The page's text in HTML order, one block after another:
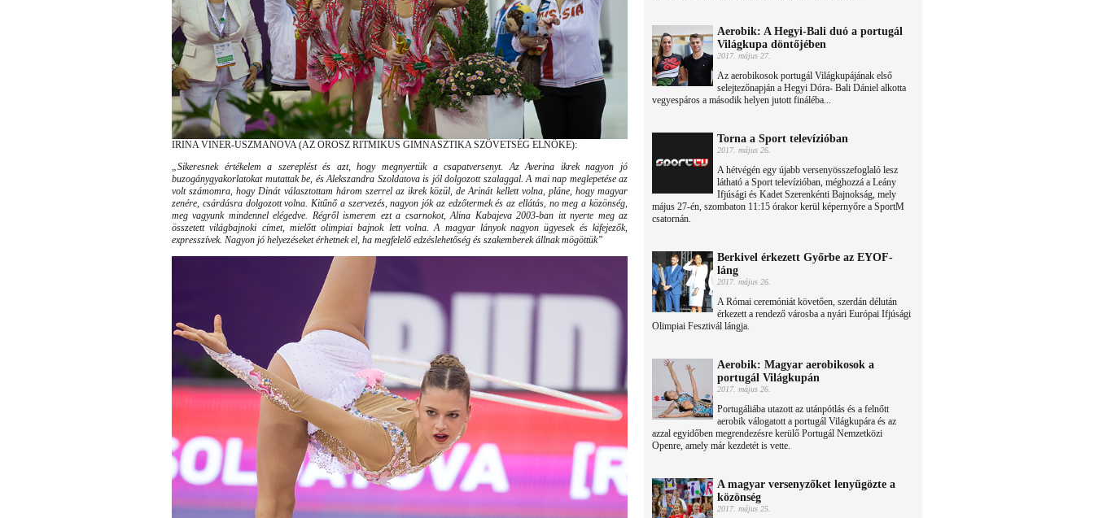
IRINA VINER-USZMANOVA (AZ OROSZ RITMIKUS GIMNASZTIKA SZÖVETSÉG ELNÖKE):
„Sikeresnek értékelem a szereplést és azt, hogy megnyertük a csapatversenyt. Az Averina ikrek nagyon jó
buzogánygyakorlatokat mutattak be, és Alekszandra Szoldatova is jól dolgozott szalaggal. A mai nap meglepetése az
volt számomra, hogy Dinát választottam három szerrel az ikrek közül, de Arinát kellett volna, pláne, hogy magyar
zenére, csárdásra dolgozott volna. Kitűnő a szervezés, nagyon jók az edzőtermek és az ellátás, no meg a közönség,
meg vagyunk mindennel elégedve. Régről ismerem ezt a csarnokot, Alina Kabajeva 2003-ban itt nyerte meg az
összetett világbajnoki címet, mielőtt olimpiai bajnok lett volna. A magyar lányok nagyon ügyesek és kifejezők,
expresszívek. Nagyon jó helyezéseket érhetnek el, ha megfelelő edzéslehetőség és szakemberek állnak mögöttük”
Aerobik: A Hegyi-Bali duó a portugál
Világkupa döntőjében
2017. május 27.
Az aerobikosok portugál Világkupájának első
selejtezőnapján a Hegyi Dóra- Bali Dániel alkotta
vegyespáros a második helyen jutott fináléba...
Torna a Sport televízióban
2017. május 26.
A hétvégén egy újabb versenyösszefoglaló lesz
látható a Sport televízióban, méghozzá a Leány
Ifjúsági és Kadet Szerenkénti Bajnokság, mely
május 27-én, szombaton 11:15 órakor kerül képernyőre a SportM
csatornán.
Berkivel érkezett Győrbe az EYOF-
láng
2017. május 26.
A Római ceremóniát követően, szerdán délután
érkezett a rendező városba a nyári Európai Ifjúsági
Olimpiai Fesztivál lángja.
Aerobik: Magyar aerobikosok a
portugál Világkupán
2017. május 26.
Portugáliába utazott az utánpótlás és a felnőtt
aerobik válogatott a portugál Világkupára és az
azzal egyidőben megrendezésre kerülő Portugál Nemzetközi
Openre, amely már kezdetét is vette.
A magyar versenyzőket lenyűgözte a
közönség
2017. május 25.